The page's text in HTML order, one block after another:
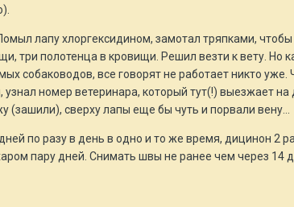
лапу хлоргексидином, замотал тряпками,
три полотенца в кровищи. Решил везти к вету.
собаководов, все говорят не работает никто
номер ветеринара, который тут(!) выезжает
сверху лапы еще бы чуть и порвали вену...
по разу в день в одно и то же время, дицинон 2
пару дней. Снимать швы не ранее чем через 14